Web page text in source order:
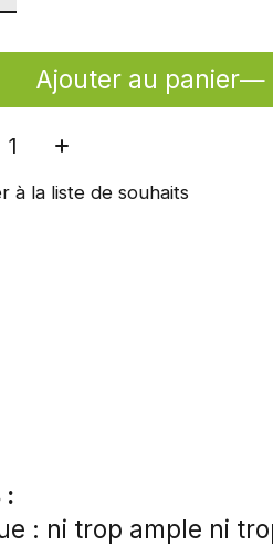
Ajouter au panier
à la liste de souhaits
:
: ni trop ample ni